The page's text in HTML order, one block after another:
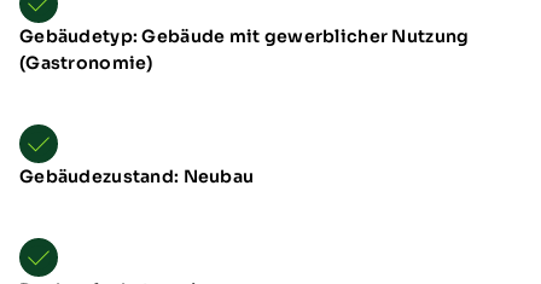
Messen & Events
B2B-Referenzen
Förderung
Gebäudetyp: Gebäude mit gewerblicher Nutzung
(Gastronomie)
Gebäudezustand: Neubau